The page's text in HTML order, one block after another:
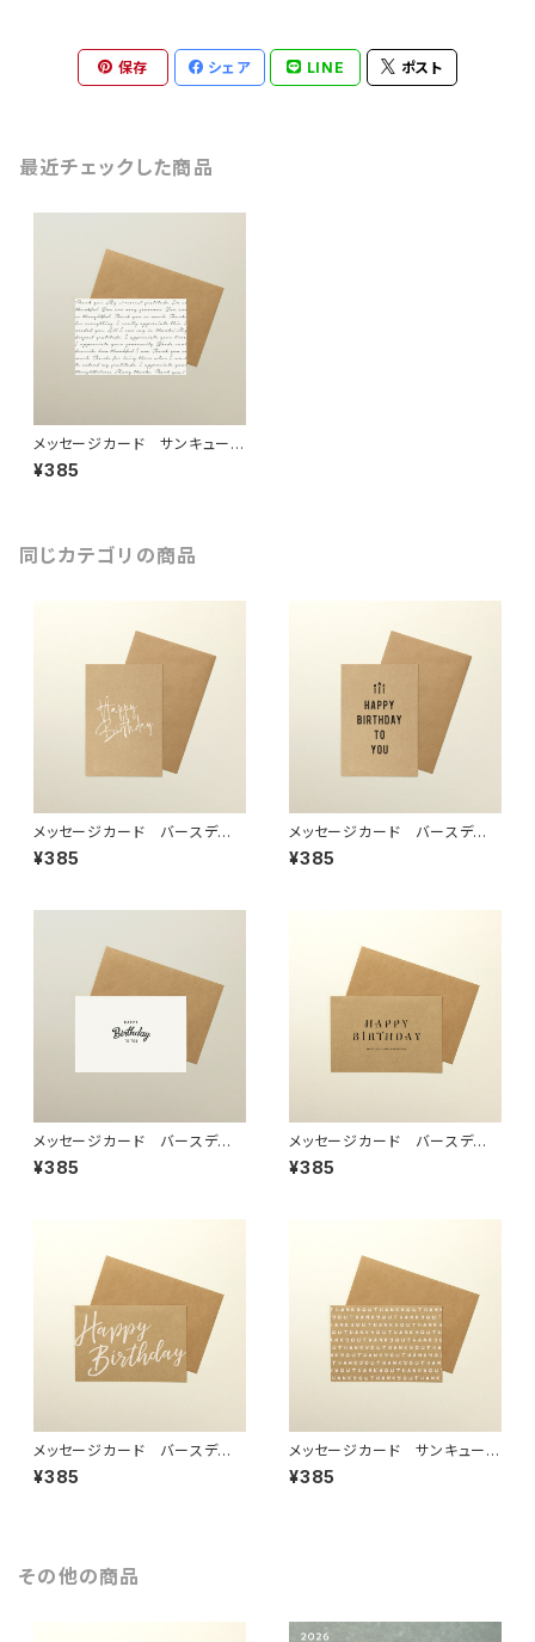
保存 シェア LINE ポスト
最近チェックした商品
メッセージカード サンキュー
「B」
¥385
同じカテゴリの商品
メッセージカード バースデ
ー 「A」
¥385
メッセージカード バースデ
ー 「B」
¥385
メッセージカード バースデ
ー 「C」
¥385
メッセージカード バースデ
ー 「E」
¥385
メッセージカード バースデ
ー 「D」
¥385
メッセージカード サンキュー
「A」
¥385
その他の商品